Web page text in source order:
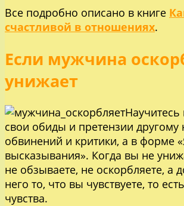
Все подробно описано в книге
счастливой в отношениях.
Если мужчина
унижает
Научитесь
свои обиды и претензии
обвинений и критики, а в форме
высказывания». Когда вы не
не обзываете, не оскорбляете, а
него то, что вы чувствуете, то
чувства.